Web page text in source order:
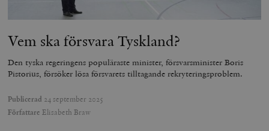
Vem ska försvara Tyskland?
Den tyska regeringens populäraste minister, försvarsminister Boris
Pistorius, försöker lösa försvarets tilltagande rekryteringsproblem.
Publicerad 24 september 2025
Författare Elisabeth Braw